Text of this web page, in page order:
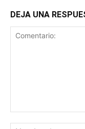
DEJA UNA